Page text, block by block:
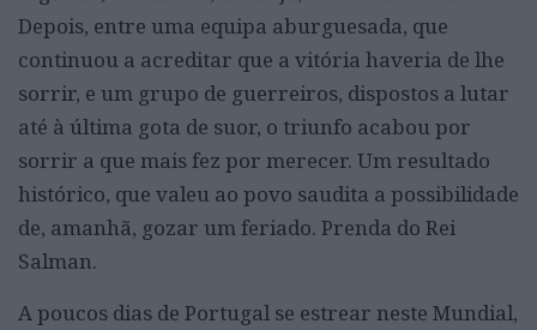
Depois, entre uma equipa aburguesada, que
continuou a acreditar que a vitória haveria de lhe
sorrir, e um grupo de guerreiros, dispostos a lutar
até à última gota de suor, o triunfo acabou por
sorrir a que mais fez por merecer. Um resultado
histórico, que valeu ao povo saudita a possibilidade
de, amanhã, gozar um feriado. Prenda do Rei
Salman.
A poucos dias de Portugal se estrear neste Mundial,